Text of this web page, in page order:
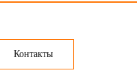
Контакты